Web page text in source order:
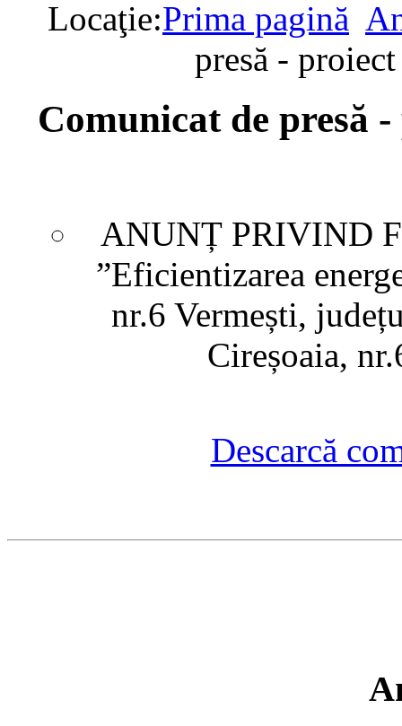
Locaţie:Prima pagină
presă -
Comunicat de presă
ANUNȚ PRIVIND
”Eficientizarea
nr.6 Vermești,
Cireșoaia,
Descarcă